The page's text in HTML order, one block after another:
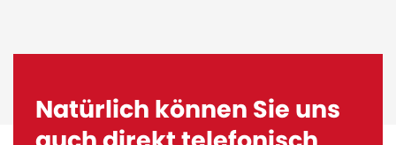
Natürlich können Sie uns